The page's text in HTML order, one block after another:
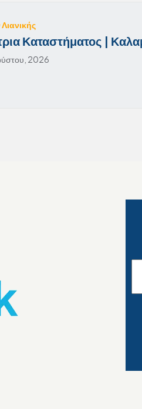
Καταστήματος |
2026